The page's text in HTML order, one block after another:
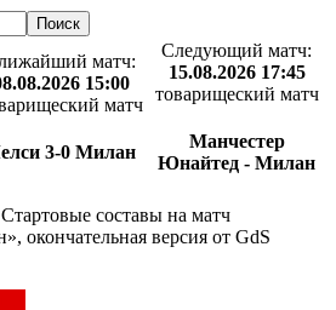
матч:
15:00
матч
3-0 Милан
Следующий матч:
15.08.2026 17:45
товарищеский матч
Манчестер
Юнайтед - Милан
Стартовые составы на матч
окончательная версия от GdS